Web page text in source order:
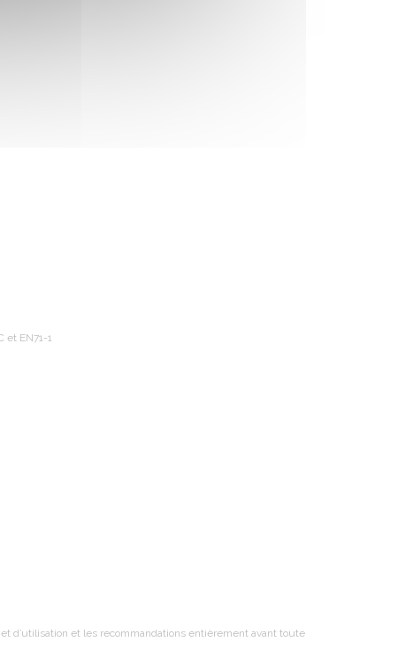
et EN71-1
d’utilisation et les recommandations entièrement avant toute